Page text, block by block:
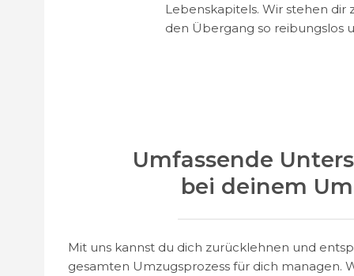
Lebenskapitels. Wir stehen dir
den Übergang so reibungslos
Umfassende
bei deinem
Mit uns kannst du dich zurücklehnen und
gesamten Umzugsprozess für dich managen.